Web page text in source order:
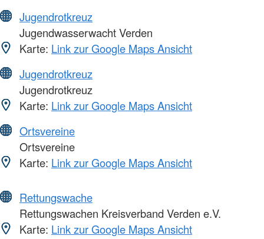
Jugendrotkreuz
Jugendwasserwacht Verden
Karte: Link zur Google Maps Ansicht
Jugendrotkreuz
Jugendrotkreuz
Karte: Link zur Google Maps Ansicht
Ortsvereine
Ortsvereine
Karte: Link zur Google Maps Ansicht
Rettungswache
Rettungswachen Kreisverband Verden e.V.
Karte: Link zur Google Maps Ansicht